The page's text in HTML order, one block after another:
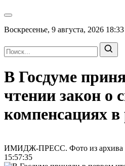
Воскресенье, 9 августа, 2026 18:33
В Госдуме
чтении закон о
компенсациях
ИМИДЖ-ПРЕСС. Фото из архива
15:57:35